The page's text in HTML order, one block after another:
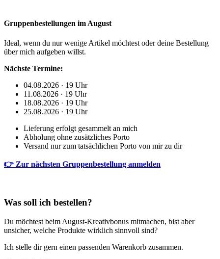
Gruppenbestellungen im August
Ideal, wenn du nur wenige Artikel möchtest oder deine Bestellung
über mich aufgeben willst.
Nächste Termine:
04.08.2026 · 19 Uhr
11.08.2026 · 19 Uhr
18.08.2026 · 19 Uhr
25.08.2026 · 19 Uhr
Lieferung erfolgt gesammelt an mich
Abholung ohne zusätzliches Porto
Versand nur zum tatsächlichen Porto von mir zu dir
👉 Zur nächsten Gruppenbestellung anmelden
Was soll ich bestellen?
Du möchtest beim August-Kreativbonus mitmachen, bist aber
unsicher, welche Produkte wirklich sinnvoll sind?
Ich stelle dir gern einen passenden Warenkorb zusammen.